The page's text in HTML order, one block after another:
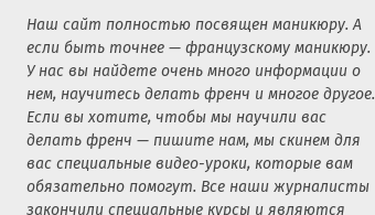
Наш сайт полностью посвящен маникюру. А
если быть точнее — французскому маникюру.
У нас вы найдете очень много информации о
нем, научитесь делать френч и многое другое.
Если вы хотите, чтобы мы научили вас
делать френч — пишите нам, мы скинем для
вас специальные видео-уроки, которые вам
обязательно помогут. Все наши журналисты
закончили специальные курсы и являются